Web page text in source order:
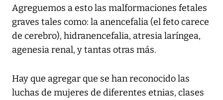
Agreguemos a esto las malformaciones fetales
graves tales como: la anencefalia (el feto carece
de cerebro), hidranencefalia, atresia laríngea,
agenesia renal, y tantas otras más.
Hay que agregar que se han reconocido las
luchas de mujeres de diferentes etnias, clases